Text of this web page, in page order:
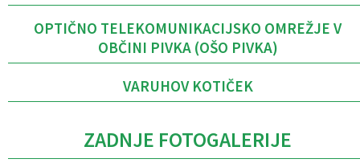
OPTIČNO TELEKOMUNIKACIJSKO OMREŽJE V
OBČINI PIVKA (OŠO PIVKA)
VARUHOV KOTIČEK
ZADNJE FOTOGALERIJE